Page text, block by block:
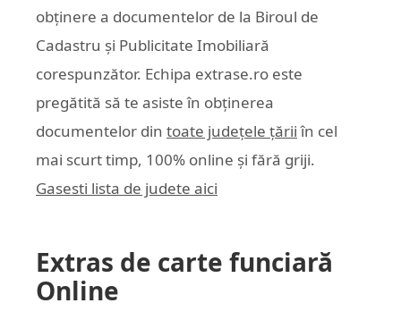
obținere a documentelor de la Biroul de
Cadastru și Publicitate Imobiliară
corespunzător. Echipa extrase.ro este
pregătită să te asiste în obținerea
documentelor din toate județele țării în cel
mai scurt timp, 100% online și fără griji.
Gasesti lista de judete aici
Extras de carte funciară
Online